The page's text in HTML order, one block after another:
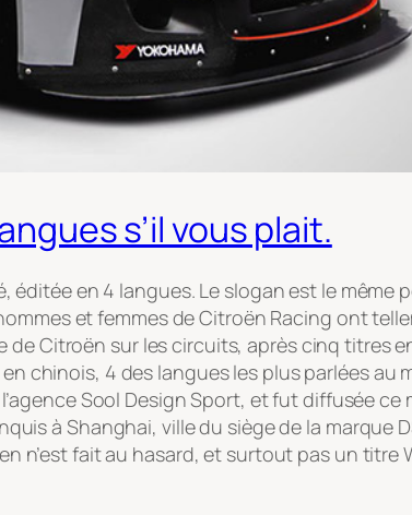
s’il vous plait.
en 4 langues. Le slogan est le même
et femmes de Citroën Racing ont
Citroën sur les circuits, après cinq titres
chinois, 4 des langues les plus parlées au
Sool Design Sport, et fut diffusée
à Shanghai, ville du siège de la marque
n’est fait au hasard, et surtout pas un titre